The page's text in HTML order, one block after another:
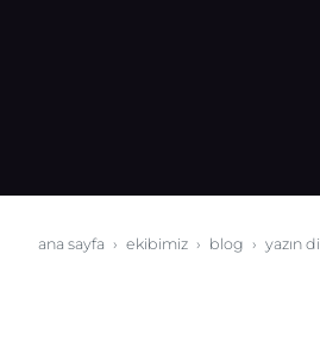
ana sayfa ekibimiz blog yazın